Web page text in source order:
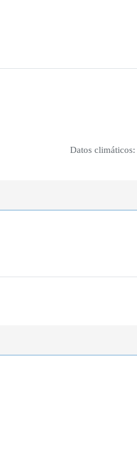
Datos climáticos: